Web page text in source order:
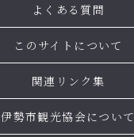
よくある質問
このサイトについて
関連リンク集
伊勢市観光協会について